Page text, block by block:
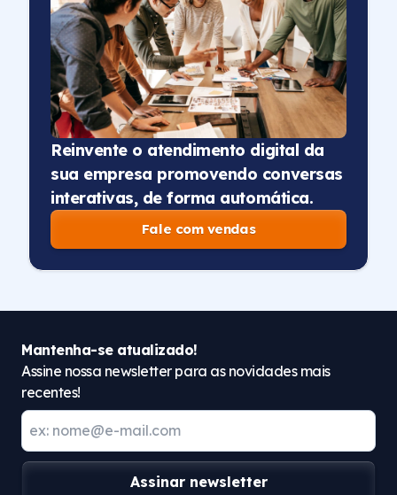
Reinvente o atendimento digital da
sua empresa promovendo conversas
interativas, de forma automática.
Fale com vendas
Mantenha-se atualizado!
Assine nossa newsletter para as novidades mais
recentes!
Assinar newsletter